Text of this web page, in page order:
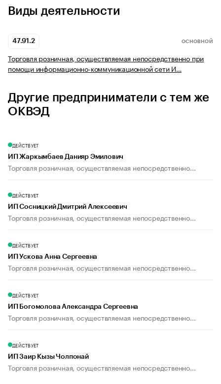
Виды деятельности
47.91.2 ОСНОВНОЙ
Торговля розничная, осуществляемая непосредственно при
помощи информационно-коммуникационной сети И…
Другие предприниматели с тем же
ОКВЭД
ДЕЙСТВУЕТ
ИП Жаркымбаев Данияр Эмилович
Торговля розничная, осуществляемая непосредственно...
ДЕЙСТВУЕТ
ИП Сосницкий Дмитрий Алексеевич
Торговля розничная, осуществляемая непосредственно...
ДЕЙСТВУЕТ
ИП Ускова Анна Сергеевна
Торговля розничная, осуществляемая непосредственно...
ДЕЙСТВУЕТ
ИП Богомолова Александра Сергеевна
Торговля розничная, осуществляемая непосредственно...
ДЕЙСТВУЕТ
ИП Заир Кызы Чолпонай
Торговля розничная, осуществляемая непосредственно...